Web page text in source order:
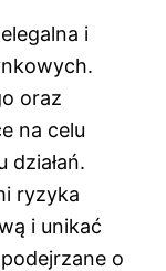
i
oraz
na celu
działań.
ryzyka
i unikać
o